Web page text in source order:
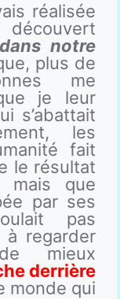
réalisée
découvert
notre
plus de
me
je leur
s’abattait
les
fait
le résultat
mais que
par ses
pas
regarder
mieux
derrière
monde qui